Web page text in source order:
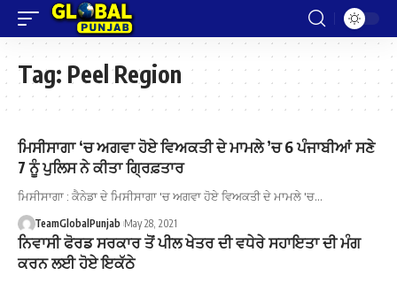
Tag: Peel Region
ਮਿਸੀਸਾਗਾ ‘ਚ ਅਗਵਾ ਹੋਏ ਵਿਅਕਤੀ ਦੇ ਮਾਮਲੇ ’ਚ 6 ਪੰਜਾਬੀਆਂ ਸਣੇ
7 ਨੂੰ ਪੁਲਿਸ ਨੇ ਕੀਤਾ ਗ੍ਰਿਫ਼ਤਾਰ
ਮਿਸੀਸਾਗਾ : ਕੈਨੇਡਾ ਦੇ ਮਿਸੀਸਾਗਾ 'ਚ ਅਗਵਾ ਹੋਏ ਵਿਅਕਤੀ ਦੇ ਮਾਮਲੇ 'ਚ…
TeamGlobalPunjab May 28, 2021
ਨਿਵਾਸੀ ਫੋਰਡ ਸਰਕਾਰ ਤੋਂ ਪੀਲ ਖੇਤਰ ਦੀ ਵਧੇਰੇ ਸਹਾਇਤਾ ਦੀ ਮੰਗ
ਕਰਨ ਲਈ ਹੋਏ ਇਕੱਠੇ